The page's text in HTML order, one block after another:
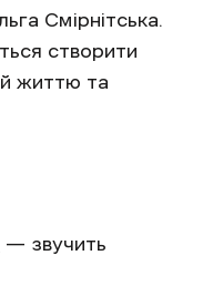
Смірнітська.
створити
життю та
— звучить